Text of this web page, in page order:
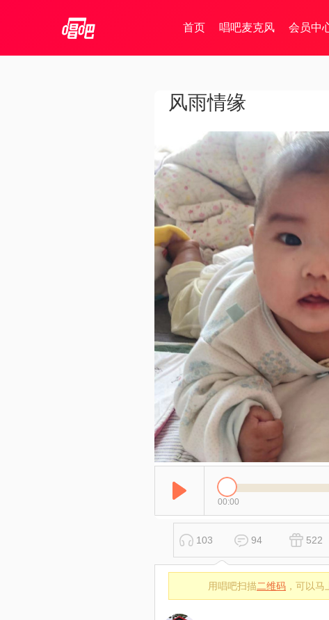
首页 唱吧麦克风 会员中
风雨情缘
00:00
103 94 522
用唱吧扫描二维码 ，可以